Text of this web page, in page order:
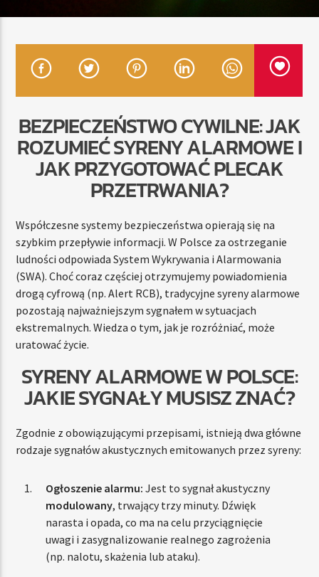
TERAZ
RADIO STREFA MUZY
24:00
Radio Strefa Muzy
BEZPIECZEŃSTWO CYWILNE: JAK
ROZUMIEĆ SYRENY ALARMOWE I
JAK PRZYGOTOWAĆ PLECAK
PRZETRWANIA?
Współczesne systemy bezpieczeństwa opierają się na
szybkim przepływie informacji. W Polsce za ostrzeganie
ludności odpowiada System Wykrywania i Alarmowania
(SWA). Choć coraz częściej otrzymujemy powiadomienia
drogą cyfrową (np. Alert RCB), tradycyjne syreny alarmowe
pozostają najważniejszym sygnałem w sytuacjach
ekstremalnych. Wiedza o tym, jak je rozróżniać, może
uratować życie.
SYRENY ALARMOWE W POLSCE:
JAKIE SYGNAŁY MUSISZ ZNAĆ?
Zgodnie z obowiązującymi przepisami, istnieją dwa główne
rodzaje sygnałów akustycznych emitowanych przez syreny:
Ogłoszenie alarmu: Jest to sygnał akustyczny
modulowany, trwający trzy minuty. Dźwięk
narasta i opada, co ma na celu przyciągnięcie
uwagi i zasygnalizowanie realnego zagrożenia
(np. nalotu, skażenia lub ataku).